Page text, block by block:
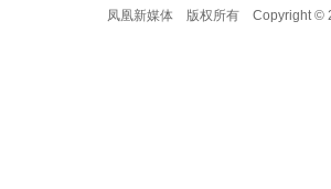
凤凰新媒体
版权所有 Copyright ©